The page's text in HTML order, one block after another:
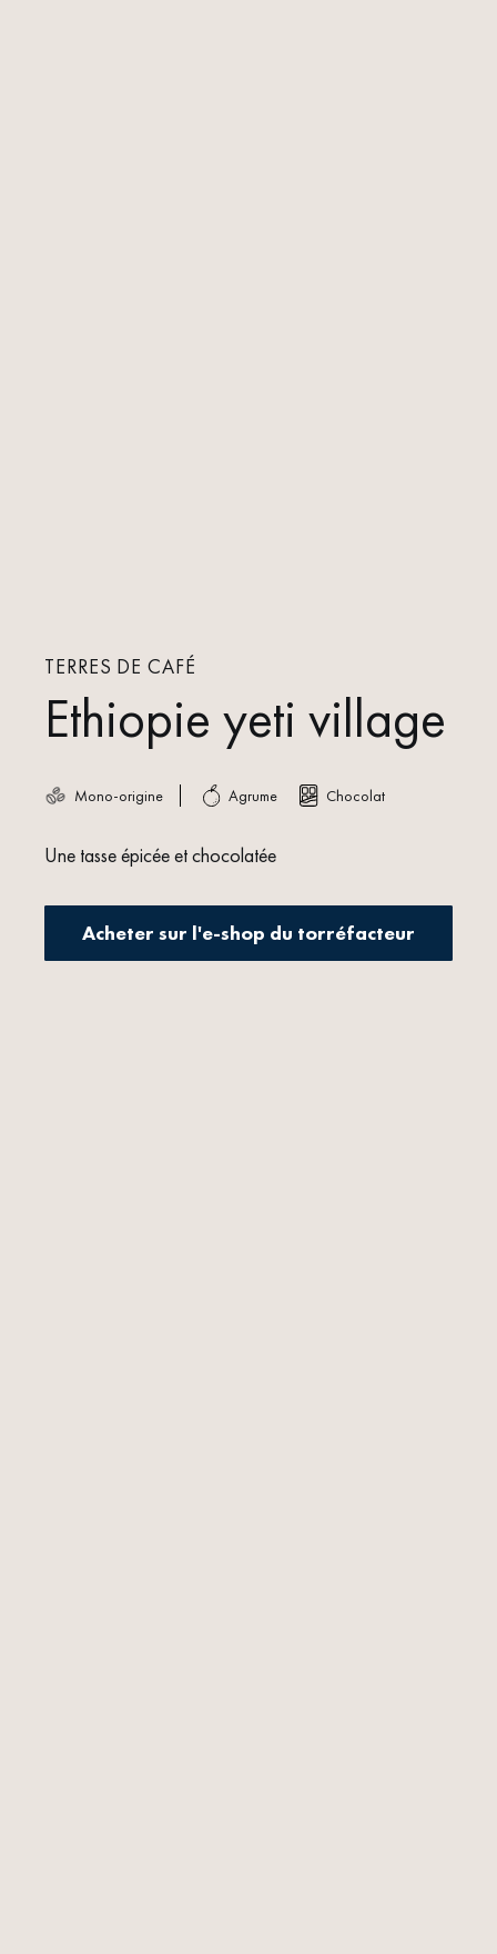
TERRES DE CAFÉ
Ethiopie yeti village
Mono-origine Agrume Chocolat
Une tasse épicée et chocolatée
Acheter sur l'e-shop du torréfacteur